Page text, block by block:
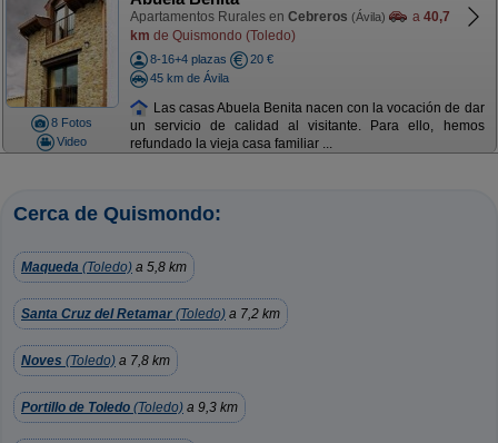
8 Fotos
Video
Apartamentos Rurales en Cebreros (Ávila) a 40,7
km de Quismondo (Toledo)
8-16+4 plazas
20 €
45 km de Ávila
Las casas Abuela Benita nacen con la vocación de dar
un servicio de calidad al visitante. Para ello, hemos
refundado la vieja casa familiar ...
Cerca de Quismondo:
Maqueda (Toledo) a 5,8 km
Santa Cruz del Retamar (Toledo) a 7,2 km
Noves (Toledo) a 7,8 km
Portillo de Toledo (Toledo) a 9,3 km